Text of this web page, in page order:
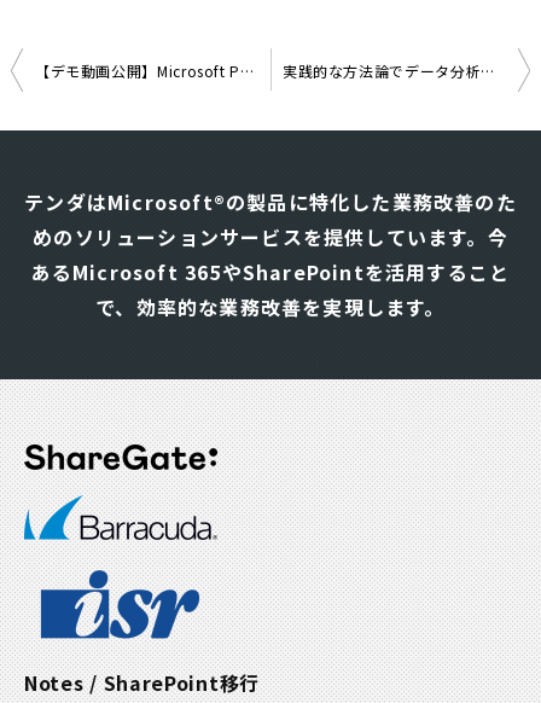
投
ナ
ビ
ゲ
ー
【デモ動画公開】Microsoft Power BIで始めるデータ分析ウェビナーのご案内 ～サービスの概要、導入メリット、何ができるのか？を解説～ 実践的な方法論でデータ分析を内製化するMicrosoft Power BI活用方法を解説
テンダはMicrosoft®の製品に特化した業務改善のた
めのソリューションサービスを提供しています。 今
あるMicrosoft 365やSharePointを活用すること
で、効率的な業務改善を実現します。
Notes / SharePoint移行